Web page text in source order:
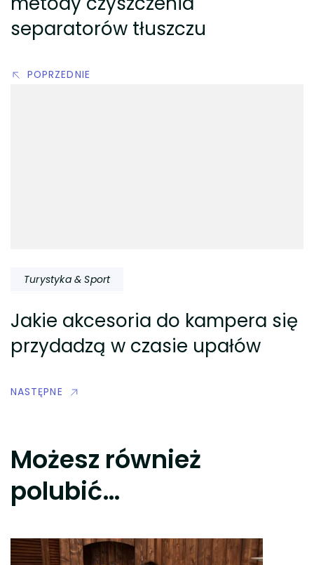
separatorów tłuszczu
POPRZEDNIE
Turystyka & Sport
Jakie akcesoria do kampera się
przydadzą w czasie upałów
NASTĘPNE
Możesz również
polubić…